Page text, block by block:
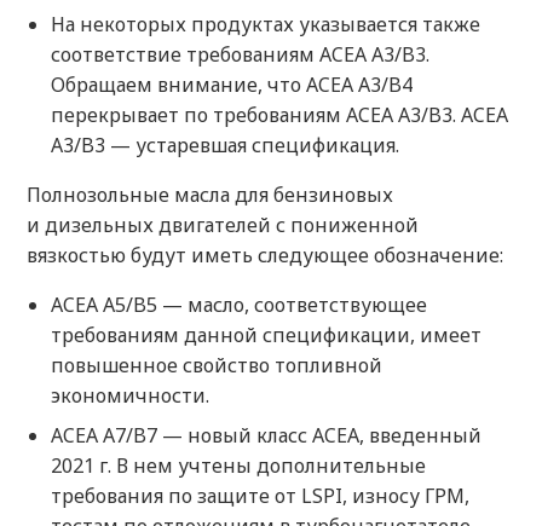
На некоторых продуктах указывается также
соответствие требованиям ACEA A3/B3.
Обращаем внимание, что ACEA A3/B4
перекрывает по требованиям ACEA A3/B3. ACEA
A3/B3 — устаревшая спецификация.
Полнозольные масла для бензиновых
и дизельных двигателей с пониженной
вязкостью будут иметь следующее обозначение:
ACEA A5/B5 — масло, соответствующее
требованиям данной спецификации, имеет
повышенное свойство топливной
экономичности.
ACEA A7/B7 — новый класс ACEA, введенный
2021 г. В нем учтены дополнительные
требования по защите от LSPI, износу ГРМ,